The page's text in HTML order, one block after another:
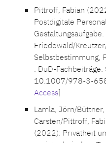
Pittroff, Fabian
Postdigitale
Friedewald/
Selbstbestimmung,
. DuD-
10.1007/978-3-
Access]
Lamla, Jörn/
Carsten/Pittroff,
(2022): Privatheit